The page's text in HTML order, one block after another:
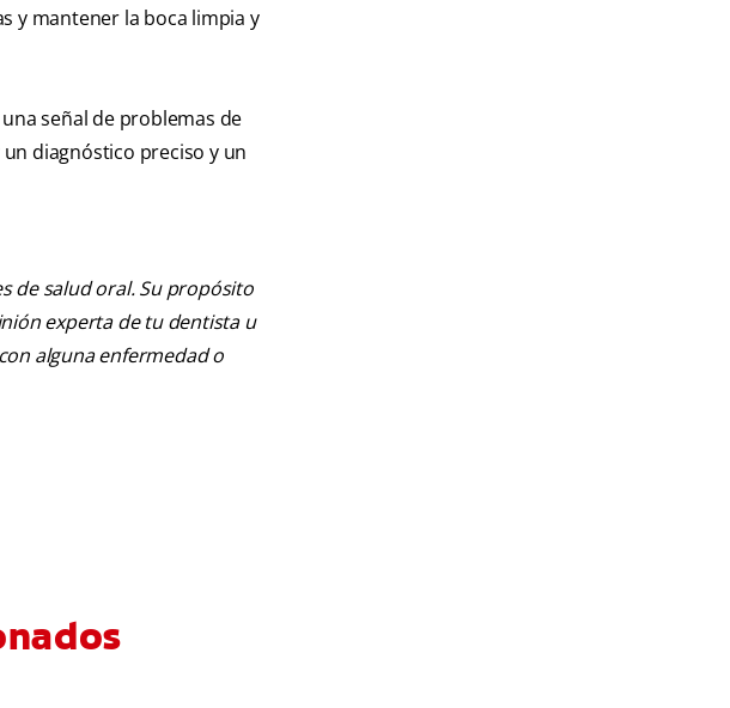
y mantener la boca limpia y
señal de problemas de
diagnóstico preciso y un
de salud oral. Su propósito
experta de tu dentista u
alguna enfermedad o